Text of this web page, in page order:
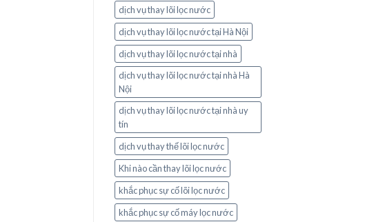
dịch vụ thay lõi lọc nước
dịch vụ thay lõi lọc nước tại Hà Nội
dịch vụ thay lõi lọc nước tại nhà
dịch vụ thay lõi lọc nước tại nhà Hà
Nội
dịch vụ thay lõi lọc nước tại nhà uy
tín
dịch vụ thay thế lõi lọc nước
Khi nào cần thay lõi lọc nước
khắc phục sự cố lõi lọc nước
khắc phục sự cố máy lọc nước